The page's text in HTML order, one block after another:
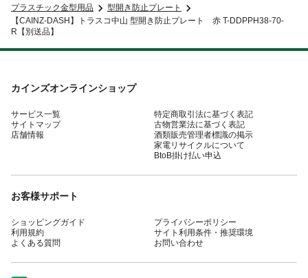
プラスチック金型用品
型開き防止プレート
【CAINZ-DASH】トラスコ中山 型開き防止プレート 赤 T-DDPPH38-70-
R【別送品】
カインズオンラインショップ
サービス一覧
サイトマップ
店舗情報
特定商取引法に基づく表記
古物営業法に基づく表記
酒類販売管理者標識の掲示
家電リサイクルについて
BtoB掛け払い申込
お客様サポート
ショッピングガイド
利用規約
よくある質問
プライバシーポリシー
サイト利用条件・推奨環境
お問い合わせ